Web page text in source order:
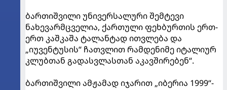
ბართიშვილი უნივერსალური შემტევი
ნახევარმცველია, ქართული ფეხბურთის ერთ-
ერთ კაშკაშა ტალანტად ითვლება და
„იუვენტუსის“ ჩათვლით რამდენიმე იტალიურ
კლუბთან გადასვლასთან აკავშირებენ“.
ბართიშვილი ამჟამად იჯარით „იბერია 1999“-